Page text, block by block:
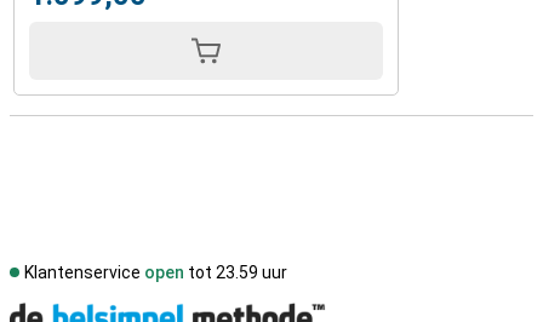
Klantenservice open tot 23.59 uur